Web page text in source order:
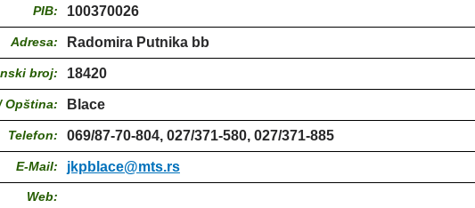
PIB: 100370026
Adresa: Radomira Putnika bb
broj: 18420
Opština: Blace
Telefon: 069/87-70-804, 027/371-580, 027/371-885
E-Mail: jkpblace@mts.rs
Web: